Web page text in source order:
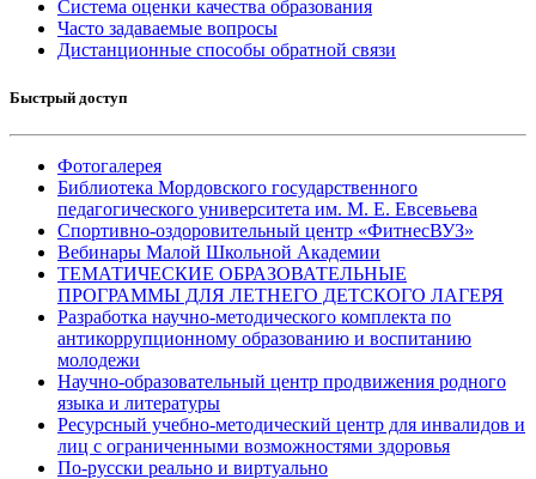
Система оценки качества образования
Часто задаваемые вопросы
Дистанционные способы обратной связи
Быстрый доступ
Фотогалерея
Библиотека Мордовского государственного
педагогического университета им. М. Е. Евсевьева
Спортивно-оздоровительный центр «ФитнесВУЗ»
Вебинары Малой Школьной Академии
ТЕМАТИЧЕСКИЕ ОБРАЗОВАТЕЛЬНЫЕ
ПРОГРАММЫ ДЛЯ ЛЕТНЕГО ДЕТСКОГО ЛАГЕРЯ
Разработка научно-методического комплекта по
антикоррупционному образованию и воспитанию
молодежи
Научно-образовательный центр продвижения родного
языка и литературы
Ресурсный учебно-методический центр для инвалидов и
лиц с ограниченными возможностями здоровья
По-русски реально и виртуально